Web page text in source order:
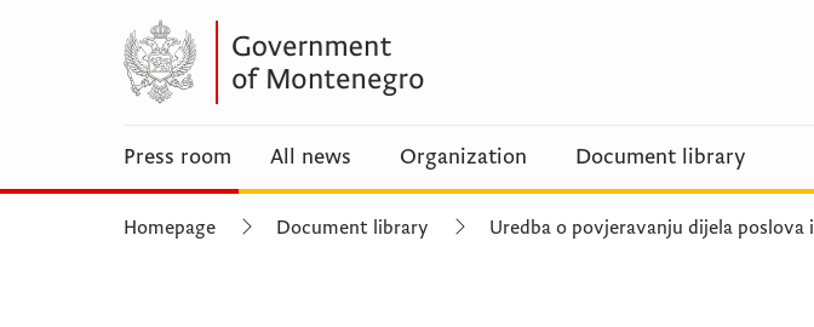
Press room All news Organization Document library
Homepage Document library Uredba o povjeravanju dijela poslova